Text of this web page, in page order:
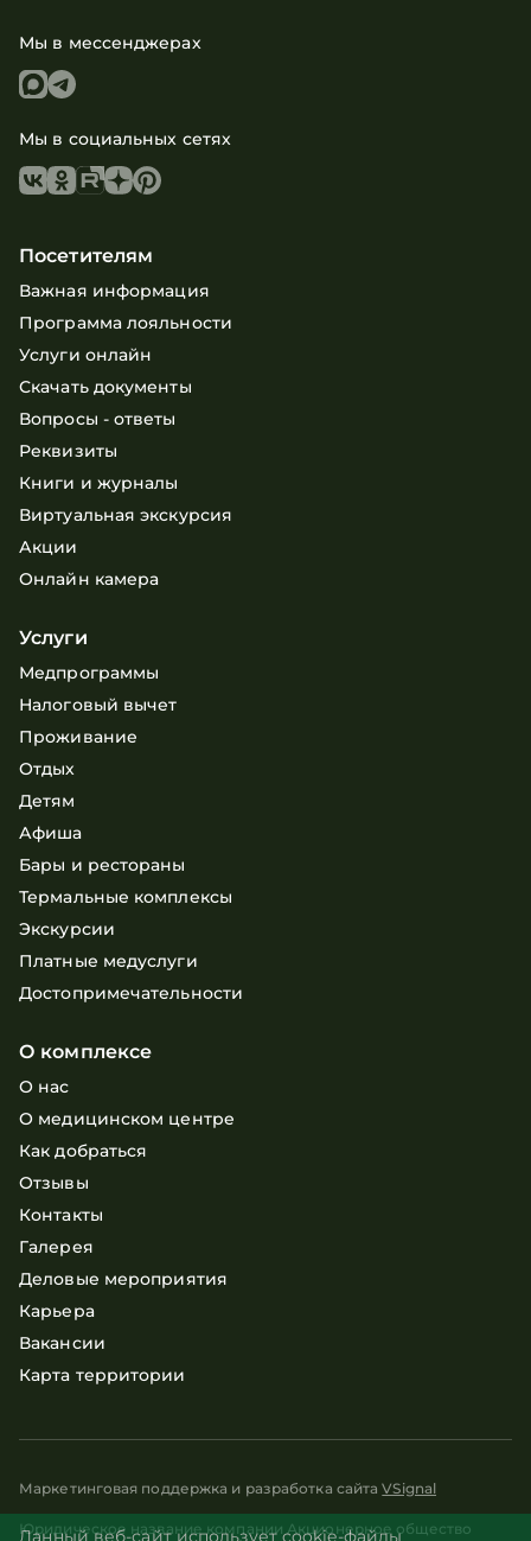
Мы в мессенджерах
Мы в социальных сетях
Посетителям
Важная информация
Программа лояльности
Услуги онлайн
Скачать документы
Вопросы - ответы
Реквизиты
Книги и журналы
Виртуальная экскурсия
Акции
Онлайн камера
Услуги
Медпрограммы
Налоговый вычет
Проживание
Отдых
Детям
Афиша
Бары и рестораны
Термальные комплексы
Экскурсии
Платные медуслуги
Достопримечательности
О комплексе
О нас
О медицинском центре
Как добраться
Отзывы
Контакты
Галерея
Деловые мероприятия
Карьера
Вакансии
Карта территории
Маркетинговая поддержка и разработка сайтаVSignal
Юридическое название компании Акционерное общество
Данный веб-сайт использует cookie-файлы